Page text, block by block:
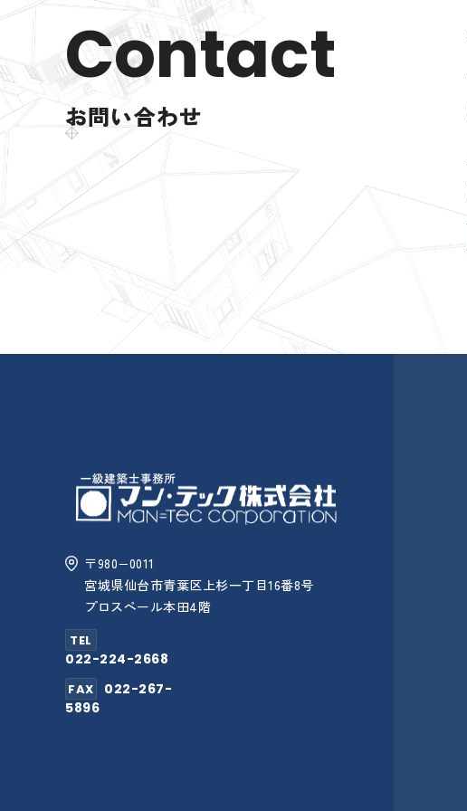
Contact
お問い合わせ
〒980−0011
宮城県仙台市青葉区上杉一丁目16番8号
プロスペール本田4階
TEL
022-224-2668
FAX
022-267-
5896